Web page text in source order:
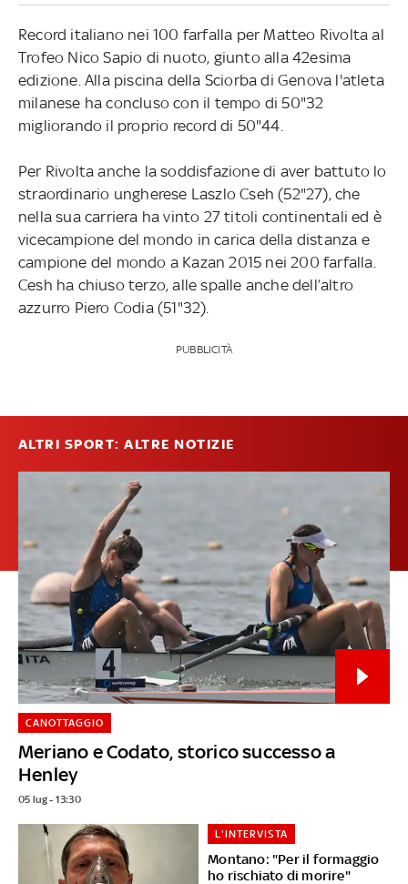
Record italiano nei 100 farfalla per Matteo Rivolta al
Trofeo Nico Sapio di nuoto, giunto alla 42esima
edizione. Alla piscina della Sciorba di Genova l'atleta
milanese ha concluso con il tempo di 50"32
migliorando il proprio record di 50"44.
Per Rivolta anche la soddisfazione di aver battuto lo
straordinario ungherese Laszlo Cseh (52"27), che
nella sua carriera ha vinto 27 titoli continentali ed è
vicecampione del mondo in carica della distanza e
campione del mondo a Kazan 2015 nei 200 farfalla.
Cesh ha chiuso terzo, alle spalle anche dell’altro
azzurro Piero Codia (51"32).
PUBBLICITÀ
ALTRI SPORT: ALTRE NOTIZIE
Meriano e Codato, storico successo a
Henley
CANOTTAGGIO
05 lug - 13:30
Montano: "Per il formaggio
ho rischiato di morire"
L'INTERVISTA